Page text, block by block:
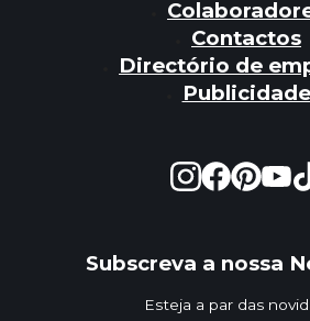
Contactos
Directório de
Publicidade
Subscreva a nossa
Esteja a par das